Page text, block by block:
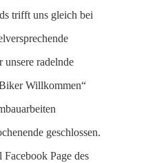
trifft uns gleich bei
radelnde
Willkommen“
geschlossen.
Page des